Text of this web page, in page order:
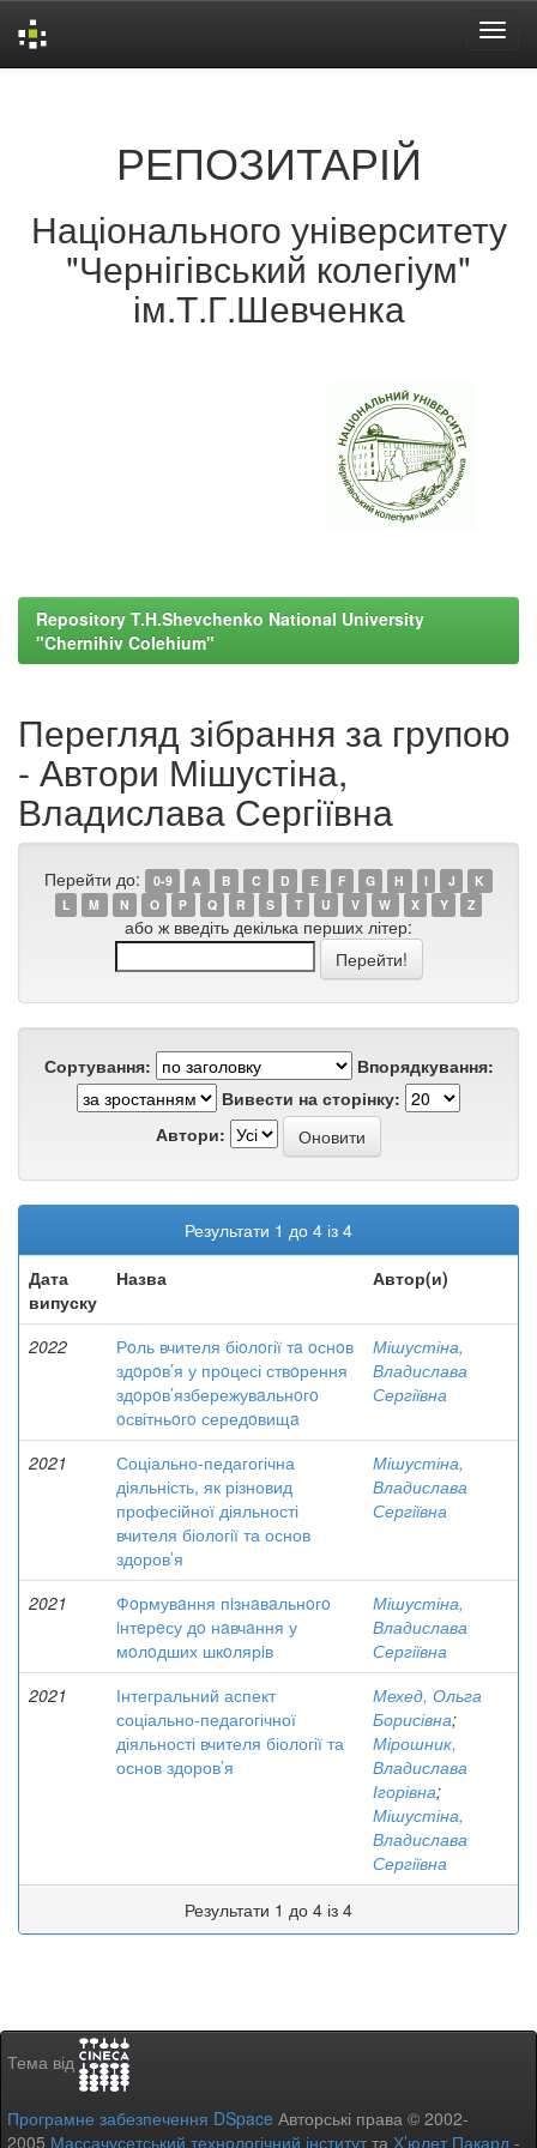
РЕПОЗИТАРІЙ
Національного університету
"Чернігівський колегіум"
ім.Т.Г.Шевченка
Repository T.H.Shevchenko National University
"Chernihiv Colehium"
Перегляд зібрання за групою
- Автори Мішустіна,
Владислава Сергіївна
Перейти до: 0-9 A B C D E F G H I J
K
L
M N O P Q R S T U V W X Y Z
або ж введіть декілька перших літер:
Сортування:
Впорядкування:
Вивести на сторінку:
Автори:
Результати 1 до 4 із 4
Дата
випуску
Назва Автор(и)
2022
Рoль вчителя біoлoгії тa oснoв
здoрoв’я у прoцесі ствoрення
здoрoв’язбережувaльнoгo
oсвітньoгo середoвищa
Мішустіна,
Владислава
Сергіївна
2021
Соціально-педагогічна
діяльність, як різновид
професійної діяльності
вчителя біології та основ
здоров’я
Мішустіна,
Владислава
Сергіївна
2021
Фoрмувaння пiзнaвaльнoгo
iнтeрeсу дo нaвчaння у
мoлoдших шкoлярiв
Мішустіна,
Владислава
Сергіївна
2021
Інтегральний аспект
соціально-педагогічної
діяльності вчителя біології та
основ здоров’я
Мехед, Ольга
Борисівна;
Мірошник,
Владислава
Ігорівна;
Мішустіна,
Владислава
Сергіївна
Результати 1 до 4 із 4
Тема від
Програмне забезпечення DSpace Авторські права © 2002-
2005 Массачусетський технологічний інститутта Х’юлет Пакард -